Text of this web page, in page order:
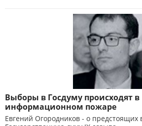
Выборы в Госдуму происходят в
информационном пожаре
Евгений Огородников - о предстоящих